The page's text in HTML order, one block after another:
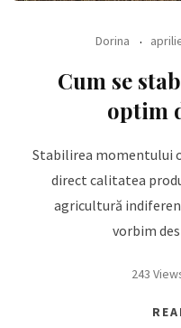
Dorina
Cum se
optim
Stabilirea momentului
direct calitatea
agricultură
vorbim
243